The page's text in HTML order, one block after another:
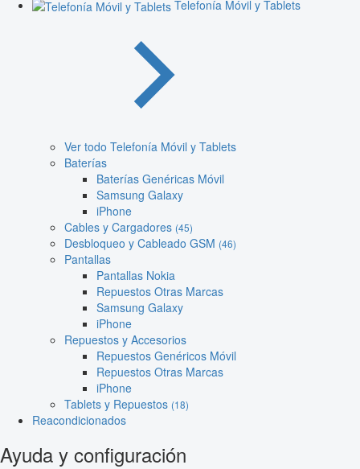
Telefonía Móvil y Tablets
Ver todo Telefonía Móvil y Tablets
Baterías
Baterías Genéricas Móvil
Samsung Galaxy
iPhone
Cables y Cargadores (45)
Desbloqueo y Cableado GSM (46)
Pantallas
Pantallas Nokia
Repuestos Otras Marcas
Samsung Galaxy
iPhone
Repuestos y Accesorios
Repuestos Genéricos Móvil
Repuestos Otras Marcas
iPhone
Tablets y Repuestos (18)
Reacondicionados
Ayuda y configuración